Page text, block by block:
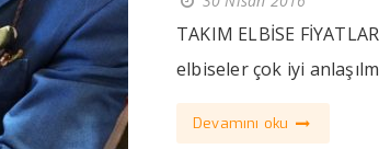
TAKIM ELBİSE
elbiseler çok iyi
Devamını oku